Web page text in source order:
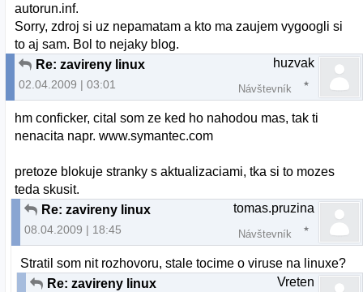
autorun.inf.
Sorry, zdroj si uz nepamatam a kto ma zaujem vygoogli si
to aj sam. Bol to nejaky blog.
Re: zavireny linux
02.04.2009 | 03:01
huzvak
Návštevník
hm conficker, cital som ze ked ho nahodou mas, tak ti
nenacita napr. www.symantec.com
pretoze blokuje stranky s aktualizaciami, tka si to mozes
teda skusit.
Re: zavireny linux
08.04.2009 | 18:45
tomas.pruzina
Návštevník
Stratil som nit rozhovoru, stale tocime o viruse na linuxe?
Re: zavireny linux
Vreten